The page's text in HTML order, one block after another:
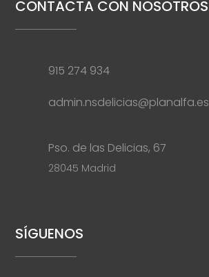
CONTACTA CON NOSOTROS
915 274 934
admin.nsdelicias@planalfa.es
Pso. de las Delicias, 67
28045 Madrid
SÍGUENOS